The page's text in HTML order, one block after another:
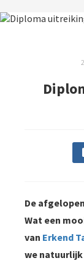
De
Wat een
van Erkend
we